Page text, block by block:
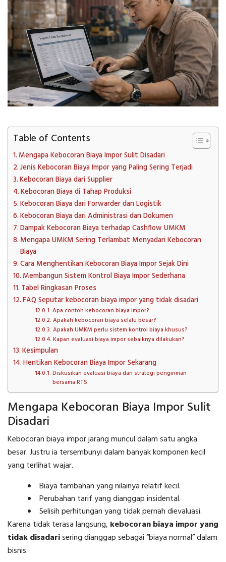
Table of Contents
Mengapa Kebocoran Biaya Impor Sulit Disadari
Jenis Kebocoran Biaya Impor yang Paling Sering Terjadi
Kebocoran Biaya dari Supplier
Kebocoran Biaya di Tahap Produksi
Kebocoran Biaya dari Forwarder dan Logistik
Kebocoran Biaya dari Administrasi dan Dokumen
Dampak Kebocoran Biaya terhadap Cashflow UMKM
Mengapa UMKM Sering Terlambat Menyadari Kebocoran
Biaya
Cara Menghentikan Kebocoran Biaya Impor Sejak Dini
Membangun Sistem Kontrol Biaya Impor Sederhana
Tabel Ringkasan Proses
FAQ Seputar kebocoran biaya impor yang tidak disadari
Apa contoh kebocoran biaya impor?
Apakah kebocoran biaya selalu besar?
Apakah UMKM perlu sistem kontrol biaya khusus?
Kapan evaluasi biaya impor sebaiknya dilakukan?
Kesimpulan
Hentikan Kebocoran Biaya Impor Sekarang
Diskusikan evaluasi biaya dan strategi pengiriman
bersama RTS
Mengapa Kebocoran Biaya Impor Sulit
Disadari
Kebocoran biaya impor jarang muncul dalam satu angka
besar. Justru ia tersembunyi dalam banyak komponen kecil
yang terlihat wajar.
Biaya tambahan yang nilainya relatif kecil.
Perubahan tarif yang dianggap insidental.
Selisih perhitungan yang tidak pernah dievaluasi.
Karena tidak terasa langsung, kebocoran biaya impor yang
tidak disadarisering dianggap sebagai “biaya normal” dalam
bisnis.